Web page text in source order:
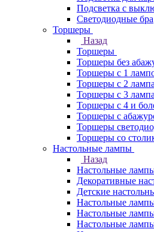
Подсветка с
Светодиодные бра
Торшеры
Назад
Торшеры
Торшеры без
Торшеры с 1
Торшеры с 2
Торшеры с 3
Торшеры с 4 и
Торшеры с
Торшеры
Торшеры со
Настольные лампы
Назад
Настольные
Декоративные
Детские
Настольные
Настольные
Настольные